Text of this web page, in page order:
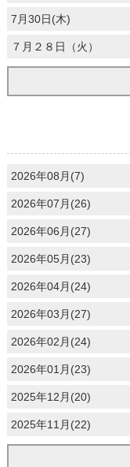
7月30日(木)
７月２８日（火）
2026年08月(7)
2026年07月(26)
2026年06月(27)
2026年05月(23)
2026年04月(24)
2026年03月(27)
2026年02月(24)
2026年01月(23)
2025年12月(20)
2025年11月(22)